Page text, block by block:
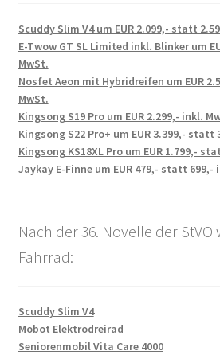
Scuddy Slim V4 um EUR 2.099,- statt
E-Twow GT SL Limited inkl. Blinker um
MwSt.
Nosfet Aeon mit Hybridreifen um EUR
MwSt.
Kingsong S19 Pro um EUR 2.299,- inkl.
Kingsong S22 Pro+ um EUR 3.399,- statt
Kingsong KS18XL Pro um EUR 1.799,-
Jaykay E-Finne um EUR 479,- statt 699,-
Nach der 36. Novelle der
Fahrrad:
Scuddy Slim V4
Mobot Elektrodreirad
Seniorenmobil Vita Care 4000